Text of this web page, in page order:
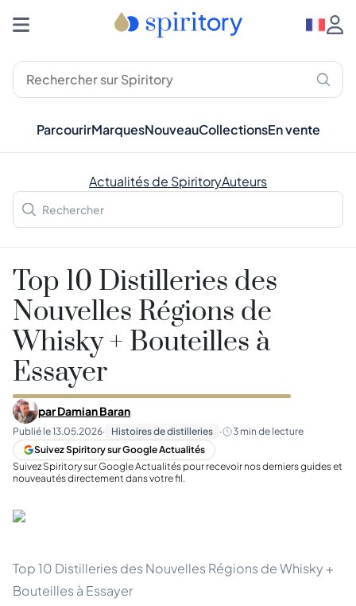
ParcourirMarquesNouveauCollectionsEn vente
Actualités de SpiritoryAuteurs
Top 10 Distilleries des
Nouvelles Régions de
Whisky + Bouteilles à
Essayer
parDamian Baran
Publié le13.05.2026· Histoires de distilleries · 3 min de lecture
Suivez Spiritory sur Google Actualités
Suivez Spiritory sur Google Actualités pour recevoir nos derniers guides et
nouveautés directement dans votre fil.
Top 10 Distilleries des Nouvelles Régions de Whisky +
Bouteilles à Essayer